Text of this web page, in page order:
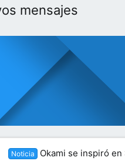
mensajes
Noticia
Okami se inspiró